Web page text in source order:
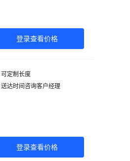
登录查看价格
可定制长度
送达时间咨询客户经理
登录查看价格